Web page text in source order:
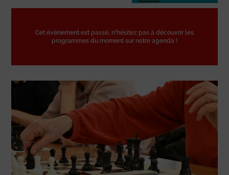
Cet événement est passé, n'hésitez pas à découvrir les
programmes du moment sur notre agenda !